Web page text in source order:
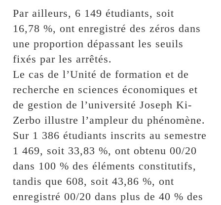
Par ailleurs, 6 149 étudiants, soit
16,78 %, ont enregistré des zéros dans
une proportion dépassant les seuils
fixés par les arrêtés.
Le cas de l’Unité de formation et de
recherche en sciences économiques et
de gestion de l’université Joseph Ki-
Zerbo illustre l’ampleur du phénomène.
Sur 1 386 étudiants inscrits au semestre
1 469, soit 33,83 %, ont obtenu 00/20
dans 100 % des éléments constitutifs,
tandis que 608, soit 43,86 %, ont
enregistré 00/20 dans plus de 40 % des